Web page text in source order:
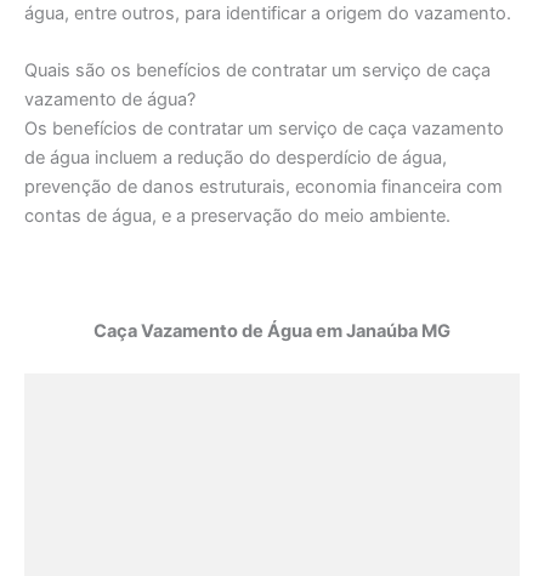
água, entre outros, para identificar a origem do vazamento.
Quais são os benefícios de contratar um serviço de caça
vazamento de água?
Os benefícios de contratar um serviço de caça vazamento
de água incluem a redução do desperdício de água,
prevenção de danos estruturais, economia financeira com
contas de água, e a preservação do meio ambiente.
Caça Vazamento de Água em Janaúba MG